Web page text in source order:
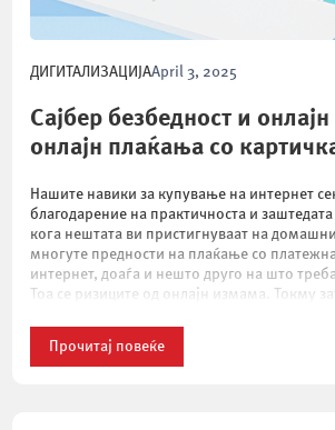
ДИГИТАЛИЗАЦИЈАApril 3, 2025
Сајбер безбедност и
онлајн плаќања со
Нашите навики за купување на интернет
благодарение на практичноста и
кога нештата ви пристигнуваат на
многуте предности на плаќање со
интернет, доаѓа и нешто друго на што
Тоа се ризиците од онлајн измама. Токму
на криминално […]
Прочитај повеќе